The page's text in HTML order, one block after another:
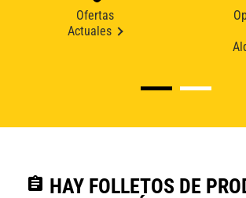
Ofertas
Actuales
assignment HAY FOLLETOS DE